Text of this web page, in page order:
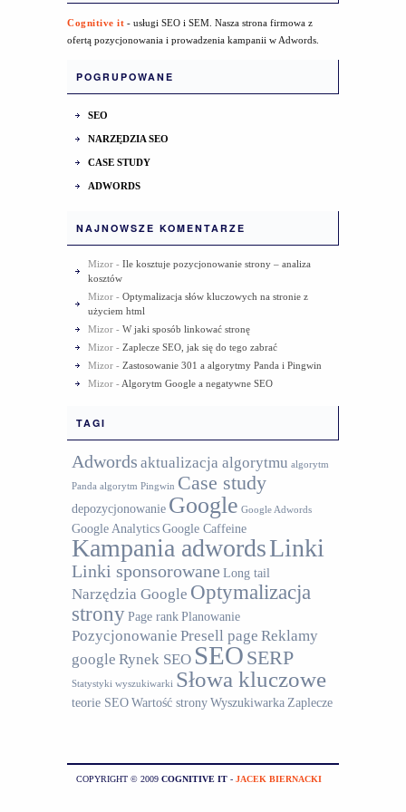
Cognitive it - usługi SEO i SEM. Nasza strona firmowa z
ofertą pozycjonowania i prowadzenia kampanii w Adwords.
POGRUPOWANE
SEO
NARZĘDZIA SEO
CASE STUDY
ADWORDS
NAJNOWSZE KOMENTARZE
Mizor - Ile kosztuje pozycjonowanie strony – analiza
kosztów
Mizor - Optymalizacja słów kluczowych na stronie z
użyciem html
Mizor - W jaki sposób linkować stronę
Mizor - Zaplecze SEO, jak się do tego zabrać
Mizor - Zastosowanie 301 a algorytmy Panda i Pingwin
Mizor - Algorytm Google a negatywne SEO
TAGI
Adwords aktualizacja algorytmu algorytm
Panda algorytm Pingwin Case study
depozycjonowanie Google Google Adwords
Google AnalyticsGoogle Caffeine
Kampania adwordsLinki
Linki sponsorowane Long tail
Narzędzia Google Optymalizacja
stronyPage rankPlanowanie
Pozycjonowanie Presell page Reklamy
google Rynek SEO SEO SERP
Statystyki wyszukiwarki Słowa kluczowe
teorie SEOWartość stronyWyszukiwarka Zaplecze
COPYRIGHT © 2009 COGNITIVE IT - JACEK BIERNACKI